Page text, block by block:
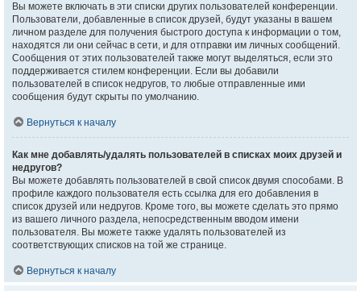
Вы можете включать в эти списки других пользователей конференции.
Пользователи, добавленные в список друзей, будут указаны в вашем
личном разделе для получения быстрого доступа к информации о том,
находятся ли они сейчас в сети, и для отправки им личных сообщений.
Сообщения от этих пользователей также могут выделяться, если это
поддерживается стилем конференции. Если вы добавили
пользователей в список недругов, то любые отправленные ими
сообщения будут скрыты по умолчанию.
Вернуться к началу
Как мне добавлять/удалять пользователей в списках моих друзей и
недругов?
Вы можете добавлять пользователей в свой список двумя способами. В
профиле каждого пользователя есть ссылка для его добавления в
список друзей или недругов. Кроме того, вы можете сделать это прямо
из вашего личного раздела, непосредственным вводом имени
пользователя. Вы можете также удалять пользователей из
соответствующих списков на той же странице.
Вернуться к началу